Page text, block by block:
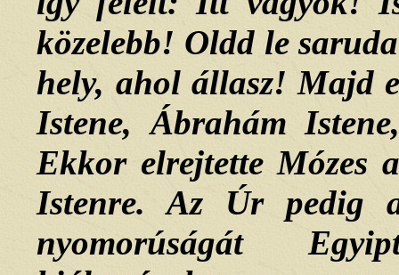
közelebb! Oldd le
hely, ahol állasz! Majd
Istene, Ábrahám
Ekkor elrejtette Mózes
Istenre. Az Úr pedig
nyomorúságát